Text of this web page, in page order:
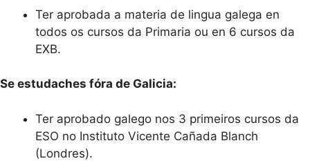
Ter aprobada a materia de lingua galega en
todos os cursos da Primaria ou en 6 cursos da
EXB.
Se estudaches fóra de Galicia:
Ter aprobado galego nos 3 primeiros cursos da
ESO no Instituto Vicente Cañada Blanch
(Londres).